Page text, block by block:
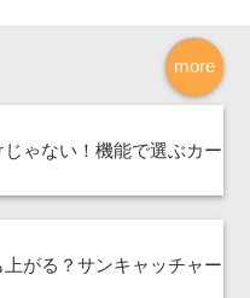
more
ゃない！機能で選ぶカー
がる？サンキャッチャー